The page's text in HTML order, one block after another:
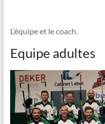
L’équipe et le coach.
Equipe adultes